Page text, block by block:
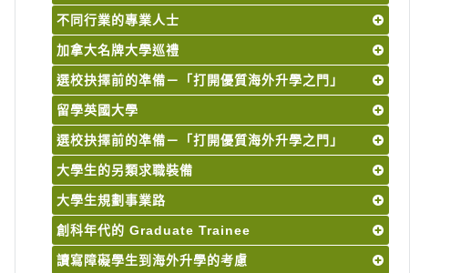
不同行業的專業人士
加拿大名牌大學巡禮
選校抉擇前的凖備－「打開優質海外升學之門」
留學英國大學
選校抉擇前的凖備－「打開優質海外升學之門」
大學生的另類求職裝備
大學生規劃事業路
創科年代的 Graduate Trainee
讀寫障礙學生到海外升學的考慮